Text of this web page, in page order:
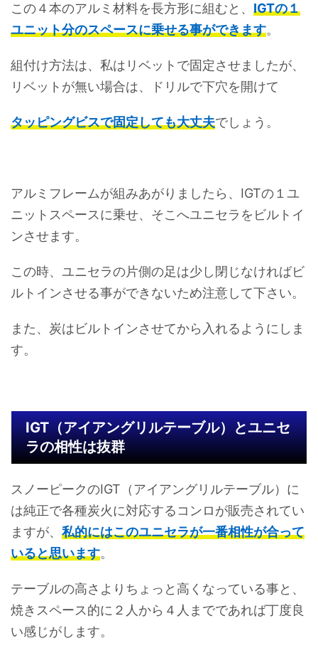
この４本のアルミ材料を長方形に組むと、 IGTの１
ユニット分のスペースに乗せる事ができます。
組付け方法は、私はリベットで固定させましたが、
リベットが無い場合は、ドリルで下穴を開けて
タッピングビスで固定しても大丈夫でしょう。
アルミフレームが組みあがりましたら、IGTの１ユ
ニットスペースに乗せ、そこへユニセラをビルトイ
ンさせます。
この時、ユニセラの片側の足は少し閉じなければビ
ルトインさせる事ができないため注意して下さい。
また、炭はビルトインさせてから入れるようにしま
す。
IGT（アイアングリルテーブル）とユニセ
ラの相性は抜群
スノーピークのIGT（アイアングリルテーブル）に
は純正で各種炭火に対応するコンロが販売されてい
ますが、 私的にはこのユニセラが一番相性が合って
いると思います。
テーブルの高さよりちょっと高くなっている事と、
焼きスペース的に２人から４人までであれば丁度良
い感じがします。